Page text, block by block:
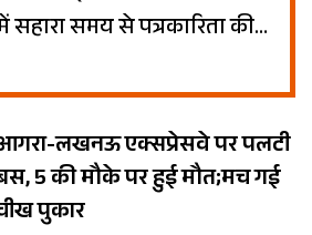
सहारा समय से पत्रकारिता की
टीवी9 भारतवर्ष के लिए उन्नाव
से काम कर रहा हूं.
लखनऊ एक्सप्रेसवे पर पलटी
5 की मौके पर हुई मौत;मच गई
पुकार